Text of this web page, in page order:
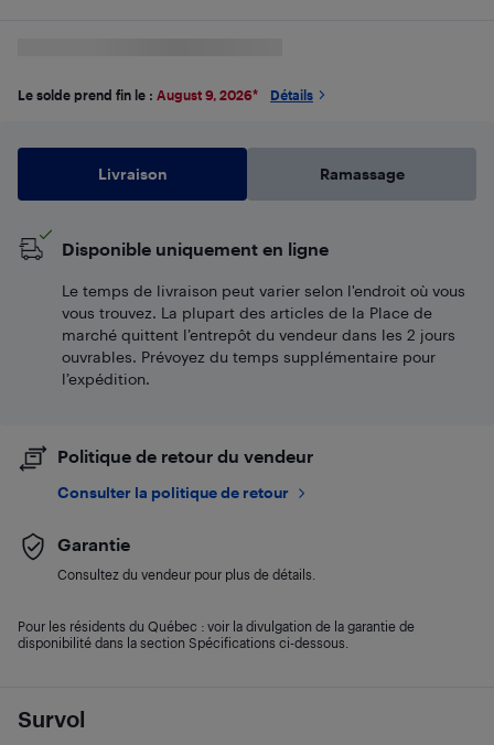
Survol
Le solde prend fin le : August 9, 2026* Détails
Livraison Ramassage
Disponible uniquement en ligne
Le temps de livraison peut varier selon l'endroit où vous
vous trouvez. La plupart des articles de la Place de
marché quittent l’entrepôt du vendeur dans les 2 jours
ouvrables. Prévoyez du temps supplémentaire pour
l’expédition.
Politique de retour du vendeur
Consulter la politique de retour
Garantie
Consultez du vendeur pour plus de détails.
Pour les résidents du Québec : voir la divulgation de la garantie de
disponibilité dans la section Spécifications ci-dessous.